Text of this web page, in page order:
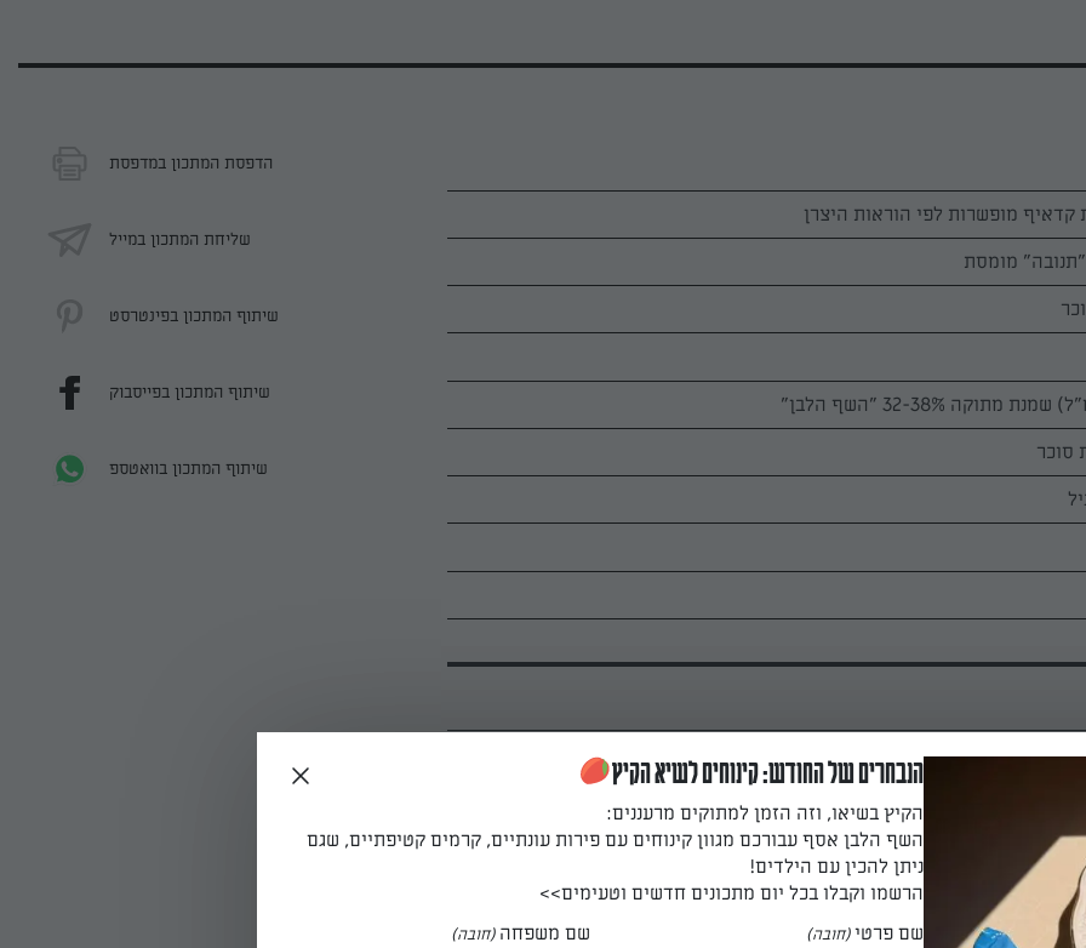
חמאה וסוכר - מפרידים בעזרת האצבעות בין האטריות כך שכולן יהיו
סוכר.
הדפסת המתכון במדפסת
שליחת המתכון במייל
שיתוף המתכון בפינטרסט
שיתוף המתכון בפייסבוק
שיתוף המתכון בוואטספ
הנבחרים של החודש: קינוחים לשיא הקיץ
הקיץ בשיאו, וזה הזמן למתוקים מרעננים:
השף הלבן אסף עבורכם מגוון קינוחים עם פירות עונתיים, קרמים קטיפתיים, שגם
ניתן להכין עם הילדים!
הרשמו וקבלו בכל יום מתכונים חדשים וטעימים>>
שם פרטי(חובה) שם משפחה (חובה)